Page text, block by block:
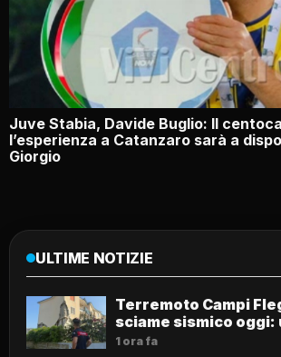
Juve Stabia, Davide Buglio: Il
l’esperienza a Catanzaro sarà a
Giorgio
ULTIME NOTIZIE
Terremoto Campi
sciame sismico oggi:
1 ora fa